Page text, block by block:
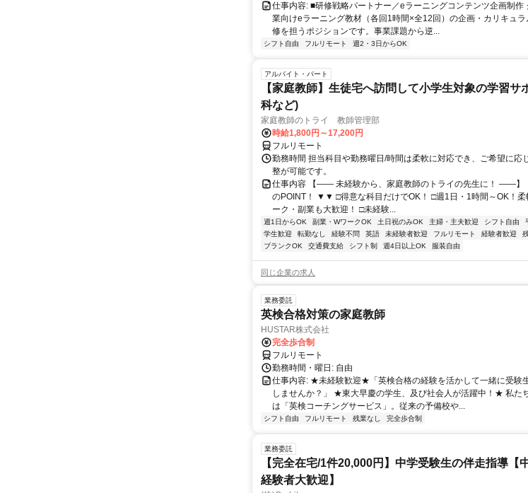
仕事内容: ■研修戦略パートナー／eラーニングコンテンツ企画制作
業向けeラーニング教材（各回1時間×全12回）の企画・カリキュラ
修を担うポジションです。事業課題から逆...
シフト自由 フルリモート 週2・3日からOK
アルバイト・パート
【家庭教師】生徒宅へ訪問して小学生対象の学習
科など)
家庭教師のトライ 教師管理部
時給1,800円～17,200円
フルリモート
勤務時間 担当科目や勤務曜日/時間は柔軟に対応でき、ご希望に応
整が可能です。
仕事内容 【―― 未経験から、家庭教師のトライの先生に！ ――
のPOINT！ ▼▼ □得意な科目だけでOK！ □週1日・1時間～OK！柔
ーク・副業も大歓迎！ □未経験...
週1日からOK 副業・WワークOK 土日祝のみOK 主婦・主夫歓迎 シフト自由
学生歓迎
転勤なし 経験不問 英語 未経験者歓迎 フルリモート 経験者歓迎
ブランクOK
交通費支給 シフト制 週4日以上OK 服装自由
同じ企業の求人
業務委託
英検合格対策の家庭教師
HUSTAR株式会社
完全歩合制
フルリモート
勤務時間・曜日: 自由
仕事内容: ★未経験歓迎★「英検合格の経験を活かして一緒に受験
しませんか？」 ★東大早慶の学生、及び社会人が活躍中！★ 私た
は「英検コーチングサービス」。従来の予備校や...
シフト自由 フルリモート 残業なし 完全歩合制
業務委託
【完全在宅/1件20,000円】中学受験生の伴走指導【
経験者大歓迎】